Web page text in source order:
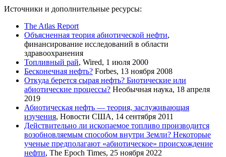
Источники и дополнительные ресурсы:
The Atlas Report
Объясненная теория абиотической нефти,
финансирование исследований в области
здравоохранения
Топливный рай, Wired, 1 июля 2000
Бесконечная нефть? Forbes, 13 ноября 2008
Откуда берется сырая нефть? Биотические или
абиотические процессы? Необычная наука, 18 апреля
2019
Абиотическая нефть — теория, заслуживающая
изучения, Новости США, 14 сентября 2011
Действительно ли ископаемое топливо производится
возобновляемым способом внутри Земли? Некоторые
ученые предполагают «абиотическое» происхождение
нефти, The Epoch Times, 25 ноября 2022